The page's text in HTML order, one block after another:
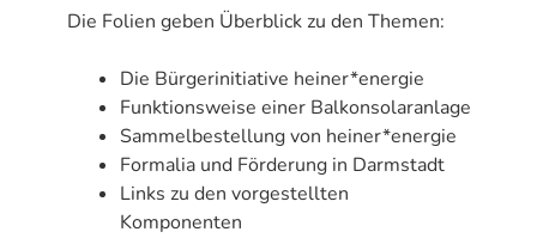
Die Folien geben Überblick zu den Themen:
Die Bürgerinitiative heiner*energie
Funktionsweise einer Balkonsolaranlage
Sammelbestellung von heiner*energie
Formalia und Förderung in Darmstadt
Links zu den vorgestellten
Komponenten